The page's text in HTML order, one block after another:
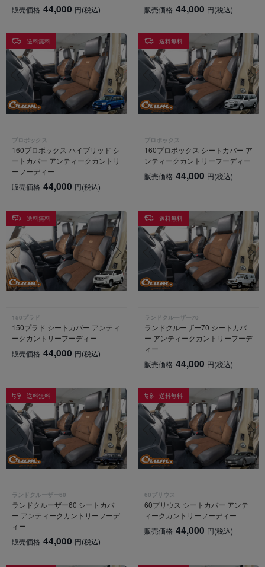
販売価格 44,000 円(税込)
販売価格 44,000 円(税込)
送料無料
プロボックス
160プロボックス ハイブリッド シ
ートカバー アンティークカントリ
ーフーディー
販売価格 44,000 円(税込)
送料無料
プロボックス
160プロボックス シートカバー ア
ンティークカントリーフーディー
販売価格 44,000 円(税込)
送料無料
150プラド
150プラド シートカバー アンティ
ークカントリーフーディー
販売価格 44,000 円(税込)
送料無料
ランドクルーザー70
ランドクルーザー70 シートカバ
ー アンティークカントリーフーデ
ィー
販売価格 44,000 円(税込)
送料無料
ランドクルーザー60
ランドクルーザー60 シートカバ
ー アンティークカントリーフーデ
ィー
販売価格 44,000 円(税込)
送料無料
60プリウス
60プリウス シートカバー アンテ
ィークカントリーフーディー
販売価格 44,000 円(税込)